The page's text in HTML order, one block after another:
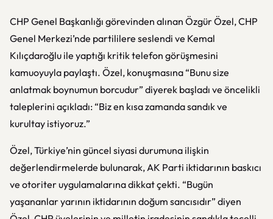
CHP Genel Başkanlığı görevinden alınan Özgür Özel, CHP
Genel Merkezi’nde partililere seslendi ve Kemal
Kılıçdaroğlu ile yaptığı kritik telefon görüşmesini
kamuoyuyla paylaştı. Özel, konuşmasına “Bunu size
anlatmak boynumun borcudur” diyerek başladı ve öncelikli
taleplerini açıkladı: “Biz en kısa zamanda sandık ve
kurultay istiyoruz.”
Özel, Türkiye’nin güncel siyasi durumuna ilişkin
değerlendirmelerde bulunarak, AK Parti iktidarının baskıcı
ve otoriter uygulamalarına dikkat çekti. “Bugün
yaşananlar yarının iktidarının doğum sancısıdır” diyen